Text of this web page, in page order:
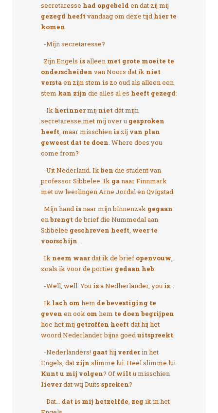
secretaresse had opgebeld en dat zij mij
gezegd heeft vandaag om deze tijd hier te
komen.
-Mijn secretaresse?
Zijn Engels isalleen met grote moeite te
onderscheiden van Noors dat ik niet
verstaen zijn stem is zo oud als alleen een
stem kan zijn die alles al es heeft gezegd:
-Ik herinnermij niet dat mijn
secretaresse met mij over u gesproken
heeft, maar misschien is zij van plan
geweest dat te doen. Where does you
come from?
-Uit Nederland. Ikben die student van
professor Sibbelee. Ik ganaar Finnmark
met uw leerlingen Arne Jordal en Qvigstad.
Mijn hand isnaar mijn binnenzak gegaan
enbrengt de brief die Nummedal aan
Sibbelee geschreven heeft, weer te
voorschijn.
Ik neem waardat ik de brief openvouw,
zoals ik voor de portier gedaan heb.
-Well, well. You isa Nedherlander, you is...
Ik lach om hem de bevestiging te
geven en ook om hem te doen begrijpen
hoe het mij getroffen heeft dat hij het
woord Nederlander bijna goeduitspreekt.
-Nederlanders! gaat hij verderin het
Engels, dat zijn slimme lui. Heel slimme lui.
Kunt u mij volgen? Of wilt u misschien
lieverdat wij Duits spreken?
-Dat... dat is mij hetzelfde, zeg ik in het